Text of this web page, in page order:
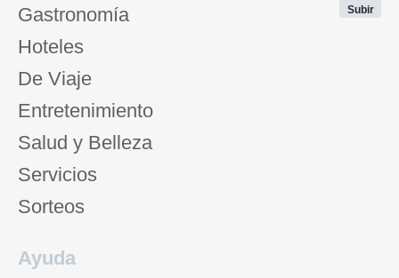
Gastronomía
Hoteles
De Viaje
Entretenimiento
Salud y Belleza
Servicios
Sorteos
Subir
Ayuda